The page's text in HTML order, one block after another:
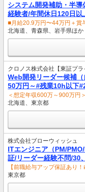
システム開発補助・半
経験者/年間休日120日以
■月給20.9万円〜44万円＋賞
北海道、青森県、岩手県ほか
クロノス株式会社【東証プラ
Web開発リーダー候補
50万円～#残業10h以下
＜想定年収600万～900万円＞
北海道、東京都
株式会社ブローウィッシュ
ITエンジニア（PM/
証/リーダー経験不問/30
【前職給与アップ保証あり！
東京都